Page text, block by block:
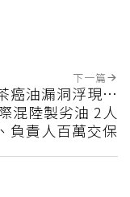
下一篇
癌油漏洞浮現…
混陸製劣油 2人
負責人百萬交保